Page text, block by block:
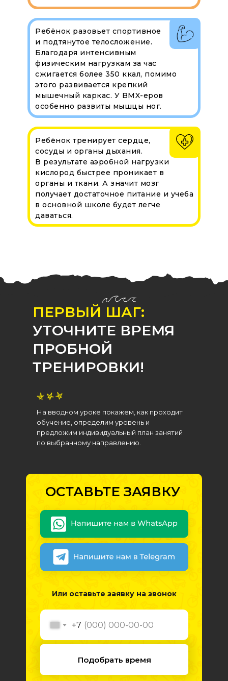
Ребёнок тренирует сердце,
сосуды и органы дыхания.
В результате аэробной нагрузки
кислород быстрее проникает в
органы и ткани. А значит мозг
получает достаточное питание и учеба
в основной школе будет легче
даваться.
Ребёнок разовьет спортивное
и подтянутое телосложение.
Благодаря интенсивным
физическим нагрузкам за час
сжигается более 350 ккал, помимо
этого развивается крепкий
мышечный каркас. У BMX-еров
особенно развиты мышцы ног.
ПЕРВЫЙ ШАГ:
УТОЧНИТЕ ВРЕМЯ
ПРОБНОЙ
ТРЕНИРОВКИ!
На вводном уроке покажем, как проходит
обучение, определим уровень и
предложим индивидуальный план занятий
по выбранному направлению.
ОСТАВЬТЕ ЗАЯВКУ
Или оставьте заявку на звонок
Подобрать время
+7